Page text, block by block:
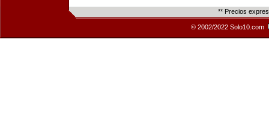
** Precios
© 2002/2022 Solo10.com